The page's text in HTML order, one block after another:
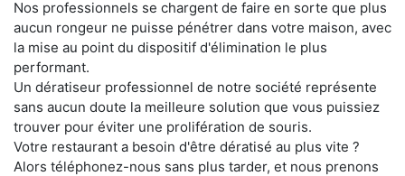
Nos professionnels se chargent de faire en sorte que plus
aucun rongeur ne puisse pénétrer dans votre maison, avec
la mise au point du dispositif d'élimination le plus
performant.
Un dératiseur professionnel de notre société représente
sans aucun doute la meilleure solution que vous puissiez
trouver pour éviter une prolifération de souris.
Votre restaurant a besoin d'être dératisé au plus vite ?
Alors téléphonez-nous sans plus tarder, et nous prenons